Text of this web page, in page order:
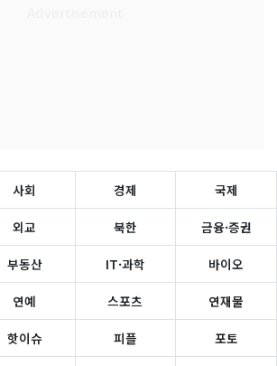
사회 경제 국제
외교 북한 금융·증권
부동산 IT·과학 바이오
연예 스포츠 연재물
핫이슈 피플 포토